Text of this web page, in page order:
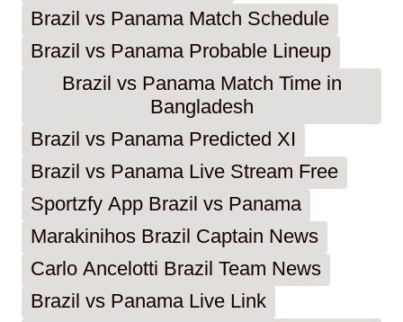
Brazil vs Panama Match Schedule
Brazil vs Panama Probable Lineup
Brazil vs Panama Match Time in
Bangladesh
Brazil vs Panama Predicted XI
Brazil vs Panama Live Stream Free
Sportzfy App Brazil vs Panama
Marakinihos Brazil Captain News
Carlo Ancelotti Brazil Team News
Brazil vs Panama Live Link